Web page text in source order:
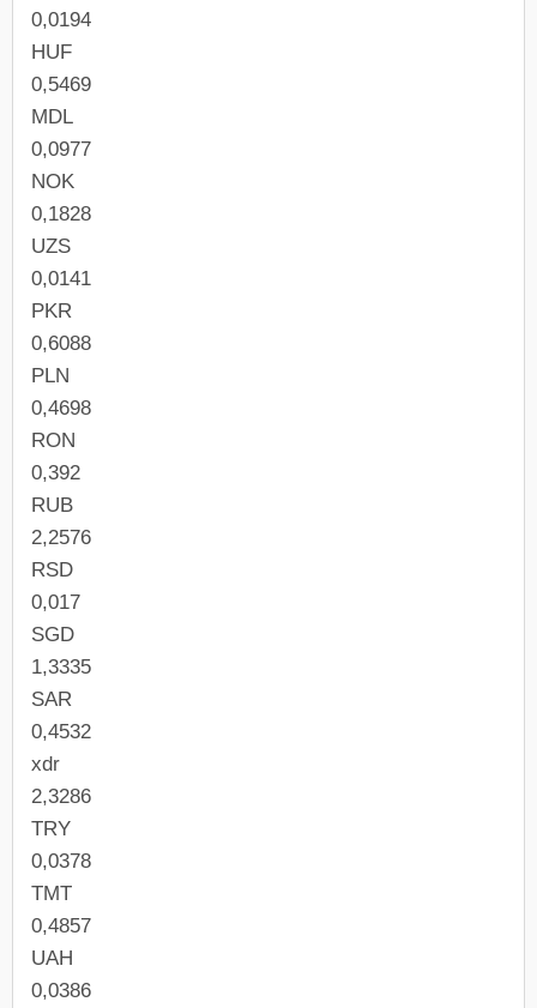
0,0194
HUF
0,5469
MDL
0,0977
NOK
0,1828
UZS
0,0141
PKR
0,6088
PLN
0,4698
RON
0,392
RUB
2,2576
RSD
0,017
SGD
1,3335
SAR
0,4532
xdr
2,3286
TRY
0,0378
TMT
0,4857
UAH
0,0386